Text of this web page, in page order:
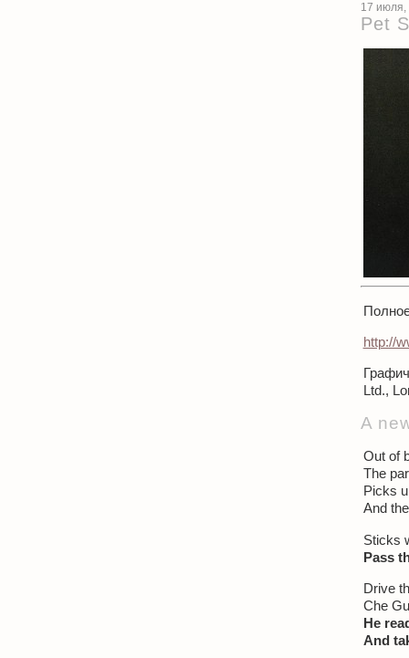
17 июля,
Pet
http://
Ltd.,
A
Out of
The
Picks
And
Sticks
Pass
Drive
Che
He
And